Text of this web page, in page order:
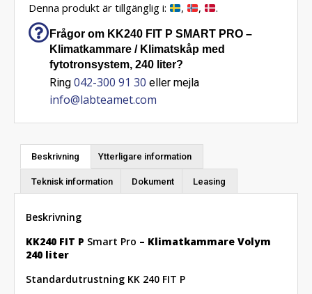
Denna produkt är tillgänglig i: , , .
Frågor om KK240 FIT P SMART PRO –
Klimatkammare / Klimatskåp med
fytotronsystem, 240 liter?
Ring 042-300 91 30 eller mejla
info@labteamet.com
Beskrivning Ytterligare information
Teknisk information Dokument Leasing
Beskrivning
KK240 FIT P Smart Pro – Klimatkammare Volym
240 liter
Standardutrustning KK 240 FIT P